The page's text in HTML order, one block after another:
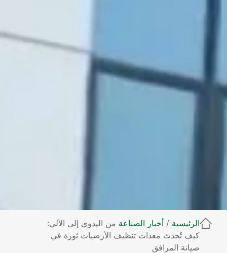
الرئيسية / أخبار الصناعة من اليدوي إلى الآلي:
كيف تُحدث معدات تنظيف الأرضيات ثورة في
صيانة المرافق